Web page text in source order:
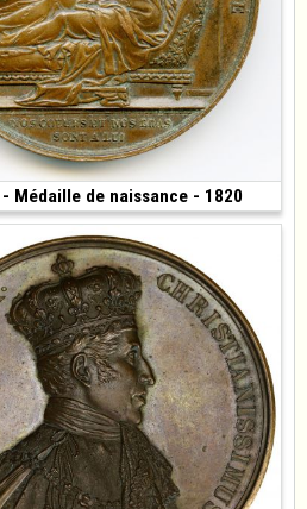
Médaille de naissance - 182040 €
• 38 mm)